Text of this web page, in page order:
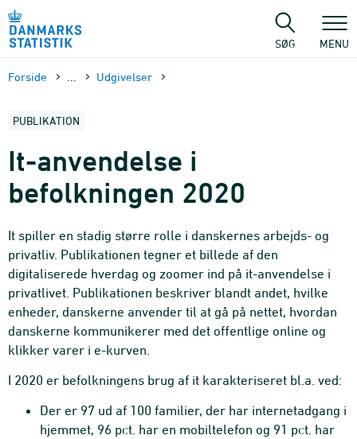
sidens
SØG MENU
Forside Udgivelser
PUBLIKATION
It-anvendelse i
befolkningen 2020
It spiller en stadig større rolle i danskernes arbejds- og
privatliv. Publikationen tegner et billede af den
digitaliserede hverdag og zoomer ind på it-anvendelse i
privatlivet. Publikationen beskriver blandt andet, hvilke
enheder, danskerne anvender til at gå på nettet, hvordan
danskerne kommunikerer med det offentlige online og
klikker varer i e-kurven.
I 2020 er befolkningens brug af it karakteriseret bl.a. ved:
Der er 97 ud af 100 familier, der har internetadgang i
hjemmet, 96 pct. har en mobiltelefon og 91 pct. har